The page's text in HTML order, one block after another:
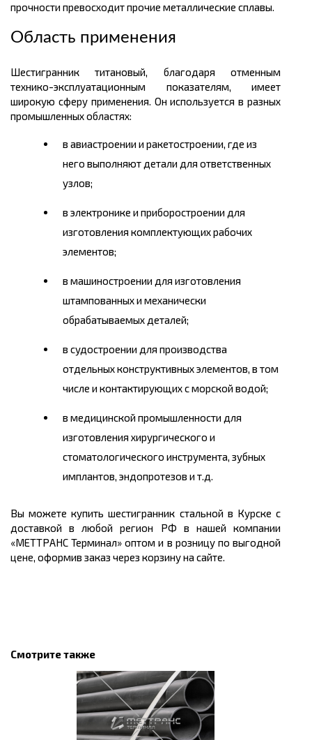
прочности превосходит прочие металлические сплавы.
Область применения
Шестигранник титановый, благодаря отменным
технико-эксплуатационным показателям, имеет
широкую сферу применения. Он используется в разных
промышленных областях:
в авиастроении и ракетостроении, где из
него выполняют детали для ответственных
узлов;
в электронике и приборостроении для
изготовления комплектующих рабочих
элементов;
в машиностроении для изготовления
штампованных и механически
обрабатываемых деталей;
в судостроении для производства
отдельных конструктивных элементов, в том
числе и контактирующих с морской водой;
в медицинской промышленности для
изготовления хирургического и
стоматологического инструмента, зубных
имплантов, эндопротезов и т.д.
Вы можетекупитьшестигранник стальной в Курскес
доставкой в любой регион РФ в нашей компании
«МЕТТРАНС Терминал» оптом и в розницу по выгодной
цене, оформив заказ через корзину на сайте.
Смотрите также